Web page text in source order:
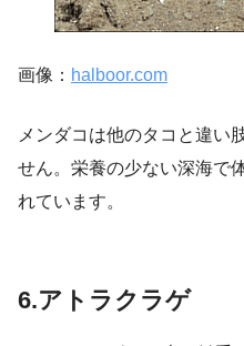
画像： halboor.com
メンダコは他のタコと違い
せん。栄養の少ない深海で
れています。
6.アトラクラゲ